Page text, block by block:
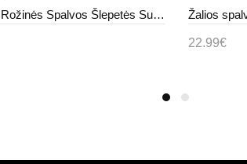
Tamsiai Rožinės Spalvos Šlepetės Su błyszczącym zdobieniem Berwana
22.99€